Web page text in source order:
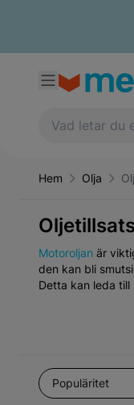
Hem Olja
Motoroljan är
den kan bli
Detta kan leda
Om en dålig
orsaka
perfekta
Sortera efter